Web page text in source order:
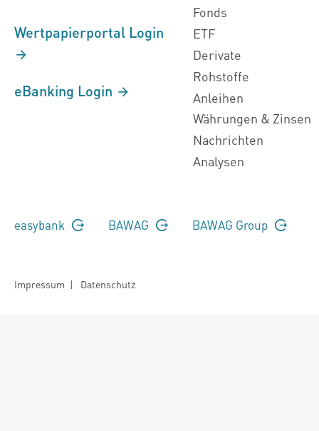
Wertpapierportal Login
eBanking Login
Fonds
ETF
Derivate
Rohstoffe
Anleihen
Währungen & Zinsen
Nachrichten
Analysen
easybank BAWAG BAWAG Group
Impressum | Datenschutz